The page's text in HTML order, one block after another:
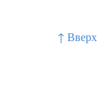
↑ Вверх